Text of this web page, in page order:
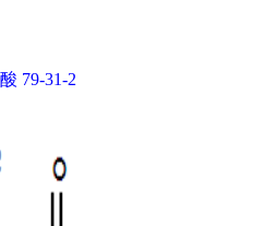
79-31-2